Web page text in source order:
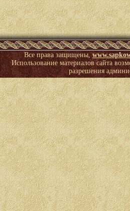
Все права защищены,
Использование материалов сайта
разрешения